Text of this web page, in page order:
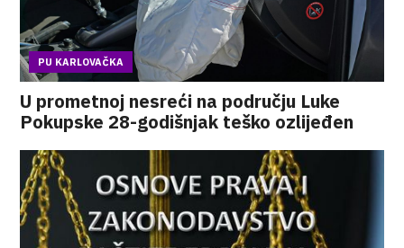
PU KARLOVAČKA
U prometnoj nesreći na području Luke
Pokupske 28-godišnjak teško ozlijeđen